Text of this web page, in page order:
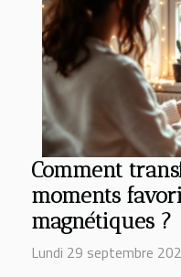
Comment
moments
magnétiques ?
Lundi 29 septembre